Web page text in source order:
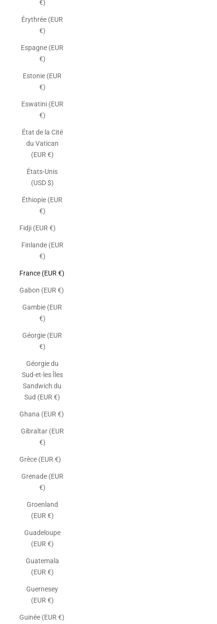
€)
Érythrée (EUR
€)
Espagne (EUR
€)
Estonie (EUR
€)
Eswatini (EUR
€)
État de la Cité
du Vatican
(EUR €)
États-Unis
(USD $)
Éthiopie (EUR
€)
Fidji (EUR €)
Finlande (EUR
€)
France (EUR €)
Gabon (EUR €)
Gambie (EUR
€)
Géorgie (EUR
€)
Géorgie du
Sud-et-les Îles
Sandwich du
Sud (EUR €)
Ghana (EUR €)
Gibraltar (EUR
€)
Grèce (EUR €)
Grenade (EUR
€)
Groenland
(EUR €)
Guadeloupe
(EUR €)
Guatemala
(EUR €)
Guernesey
(EUR €)
Guinée (EUR €)